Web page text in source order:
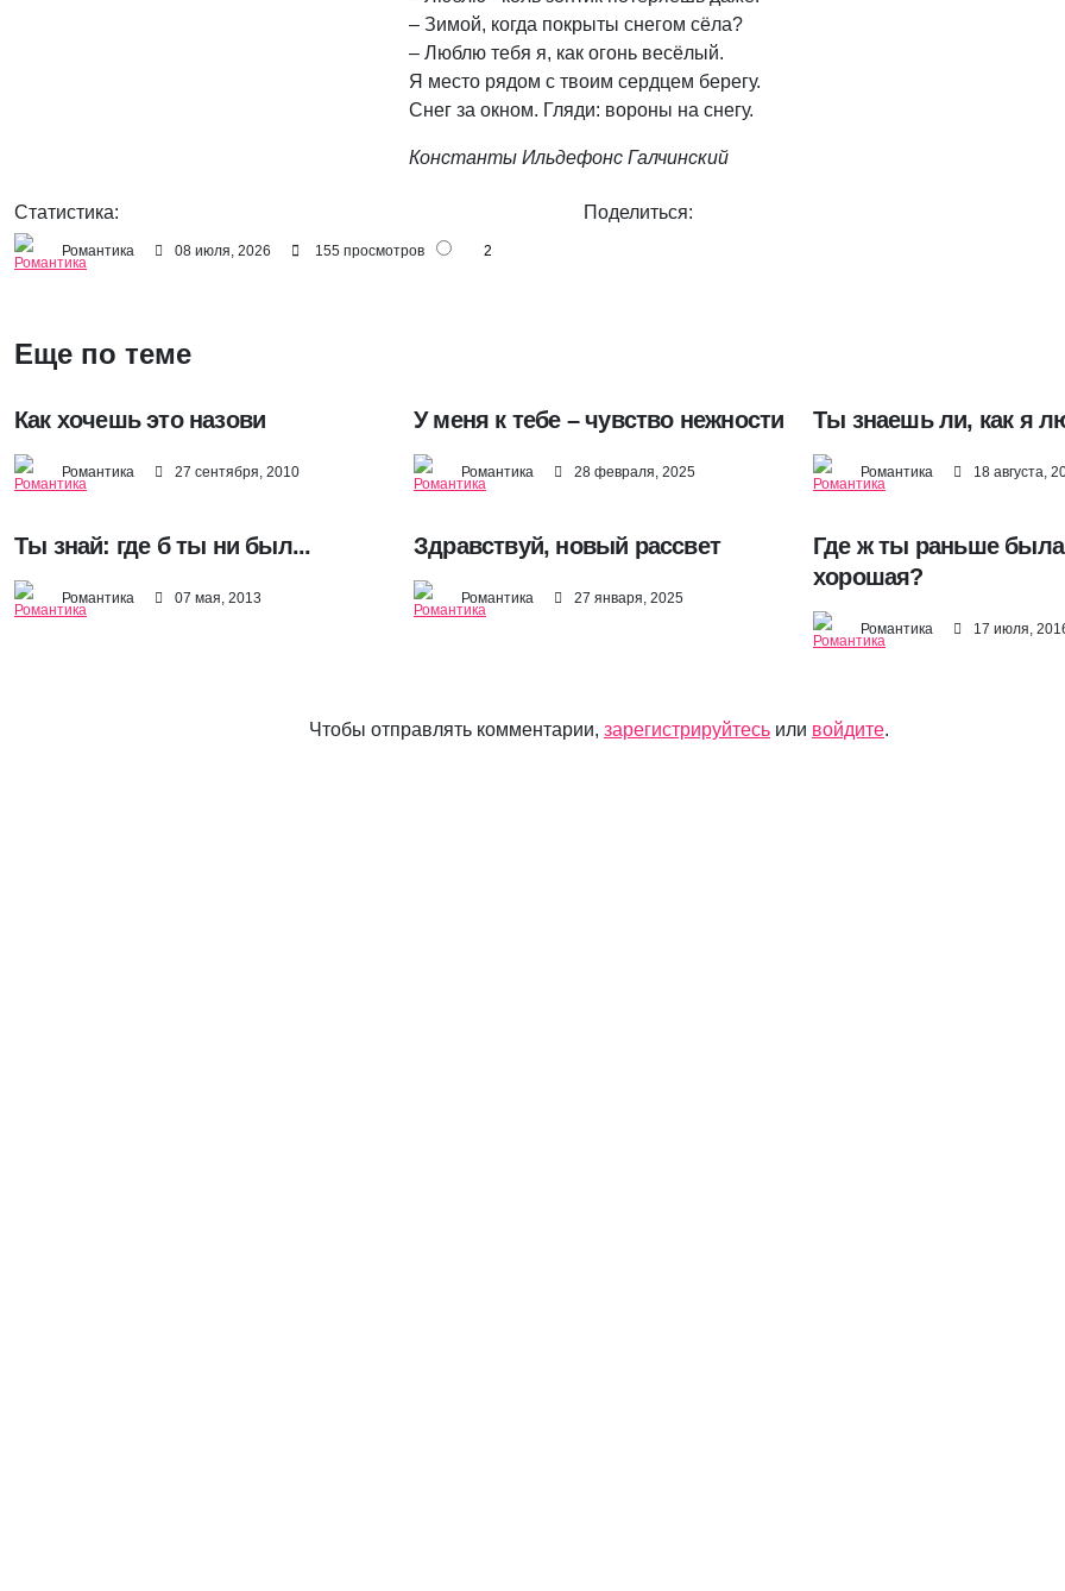
– Зимой, когда покрыты снегом сёла?
– Люблю тебя я, как огонь весёлый.
Я место рядом с твоим сердцем берегу.
Снег за окном. Гляди: вороны на снегу.
Константы Ильдефонс Галчинский
Статистика:
Романтика 08 июля, 2026 155 просмотров 2
Поделиться:
Еще по теме
Как хочешь это назови
Романтика 27 сентября, 2010
У меня к тебе – чувство нежности
Романтика 28 февраля, 2025
Ты знаешь ли, как я
Романтика 18 августа,
Ты знай: где б ты ни был...
Романтика 07 мая, 2013
Здравствуй, новый рассвет
Романтика 27 января, 2025
Где ж ты раньше
хорошая?
Романтика 17 июля,
Чтобы отправлять комментарии, зарегистрируйтесь или войдите.